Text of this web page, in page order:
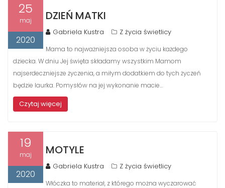
25
maj
2020
DZIEŃ MATKI
Gabriela Kustra Z życia świetlicy
Mama to najważniejsza osoba w życiu każdego
dziecka. W dniu Jej święta składamy wszystkim Mamom
najserdeczniejsze życzenia, a miłym dodatkiem do tych życzeń
będzie laurka. Pomysłów na jej wykonanie macie…
Czytaj więcej
19
maj
2020
MOTYLE
Gabriela Kustra Z życia świetlicy
Włóczka to materiał, z którego można wyczarować